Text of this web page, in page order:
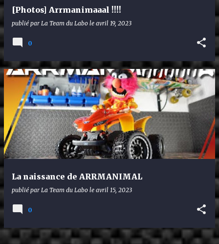
[Photos] Arrmanimaaal !!!!
publié par La Team du Labo le avril 19, 2023
0
La naissance de ARRMANIMAL
publié par La Team du Labo le avril 15, 2023
0